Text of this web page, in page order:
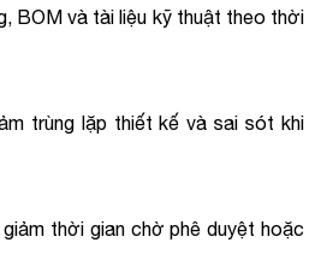
BOM và tài liệu kỹ thuật theo thời
trùng lặp thiết kế và sai sót khi
thời gian chờ phê duyệt hoặc